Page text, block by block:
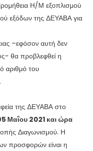
Η/Μ εξοπλισμού
εξόδων της ΔΕΥΑΒΑ για
–εφόσον αυτή δεν
θα προβλεφθεί η
αριθμό του
της ΔΕΥΑΒΑ στο
Μαΐου 2021 και ώρα
Διαγωνισμού. Η
προσφορών είναι η